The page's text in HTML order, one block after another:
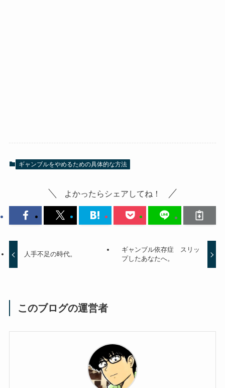
ギャンブルをやめるための具体的な方法
よかったらシェアしてね！
人手不足の時代。
ギャンブル依存症 スリッ
プしたあなたへ。
このブログの運営者